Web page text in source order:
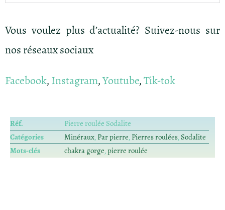
Vous voulez plus d’actualité? Suivez-nous sur
nos réseaux sociaux
Facebook,Instagram,Youtube,Tik-tok
Réf.
Pierre roulée Sodalite
Catégories
Minéraux,Par pierre,Pierres roulées,Sodalite
Mots-clés
chakra gorge,pierre roulée